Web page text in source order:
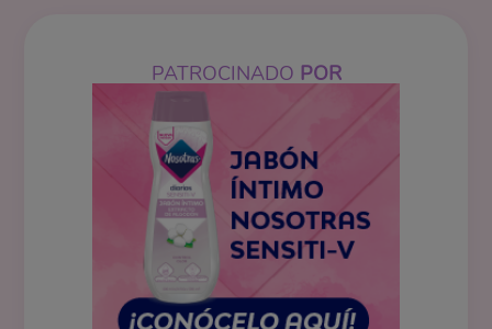
PATROCINADO POR